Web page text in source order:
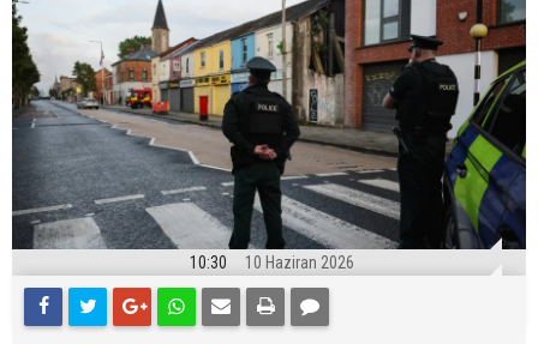
10:30 10 Haziran 2026